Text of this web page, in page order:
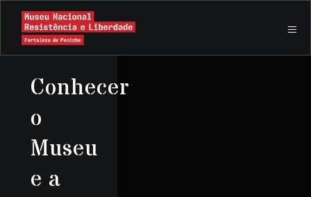
Conhecer
o
Museu
e a